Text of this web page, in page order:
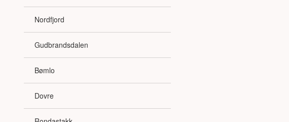
Nordfjord
Gudbrandsdalen
Bømlo
Dovre